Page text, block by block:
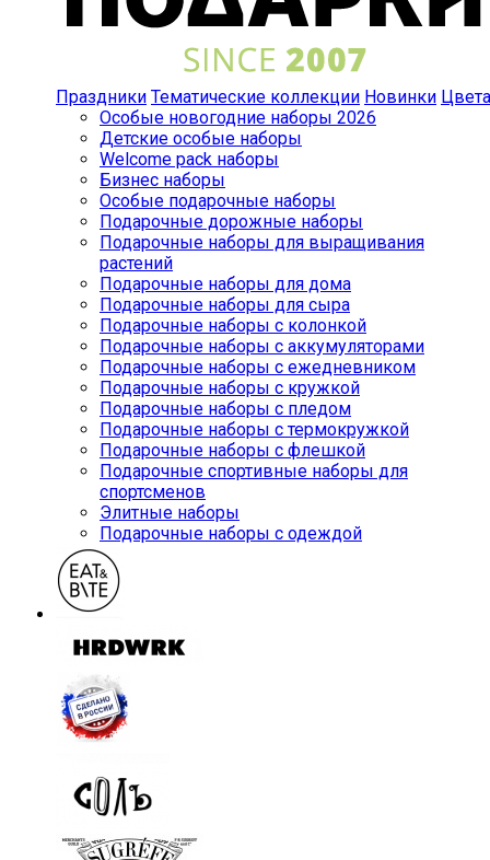
Праздники Тематические коллекции Новинки Цвета
Особые новогодние наборы 2026
Детские особые наборы
Welcome pack наборы
Бизнес наборы
Особые подарочные наборы
Подарочные дорожные наборы
Подарочные наборы для выращивания
растений
Подарочные наборы для дома
Подарочные наборы для сыра
Подарочные наборы с колонкой
Подарочные наборы с аккумуляторами
Подарочные наборы с ежедневником
Подарочные наборы с кружкой
Подарочные наборы с пледом
Подарочные наборы с термокружкой
Подарочные наборы с флешкой
Подарочные спортивные наборы для
спортсменов
Элитные наборы
Подарочные наборы с одеждой